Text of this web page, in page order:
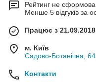
Рейтинг не
Менше 5 відгуків за
Працює з 21.09.2018
м. Київ
Садово-Ботанічна,
Контакти